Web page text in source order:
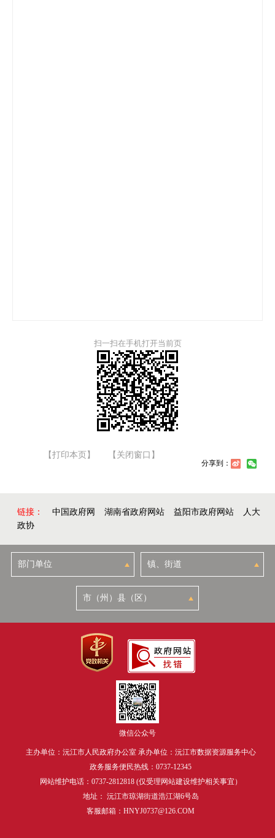
扫一扫在手机打开当前页
【打印本页】 【关闭窗口】
分享到：
链接： 中国政府网 湖南省政府网站 益阳市政府网站
人大
政协
微信公众号
主办单位：沅江市人民政府办公室 承办单位：沅江市数据资源服务中心
政务服务便民热线：0737-12345
网站维护电话：0737-2812818 (仅受理网站建设维护相关事宜）
地址： 沅江市琼湖街道浩江湖6号岛
客服邮箱：HNYJ0737@126.COM